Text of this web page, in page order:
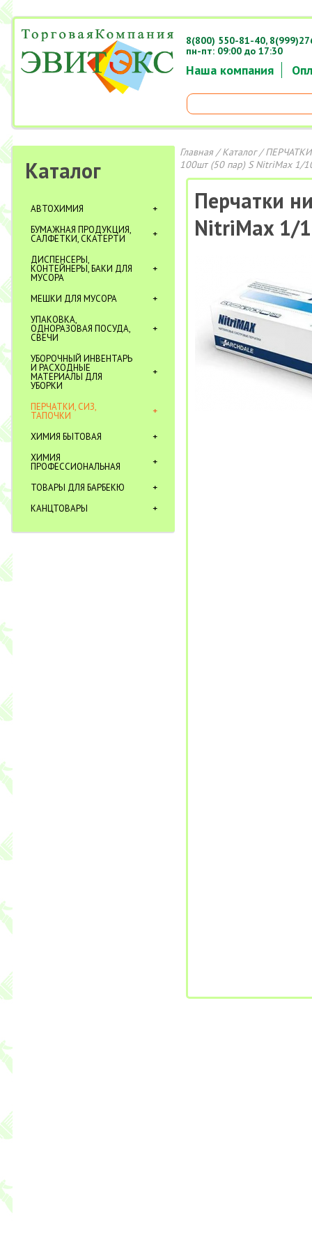
Наша компания
8(800) 550-81-40,
пн-пт: 09:00 до 17:30
Каталог
АВТОХИМИЯ
БУМАЖНАЯ ПРОДУКЦИЯ,
САЛФЕТКИ, СКАТЕРТИ
ДИСПЕНСЕРЫ,
КОНТЕЙНЕРЫ, БАКИ ДЛЯ
МУСОРА
МЕШКИ ДЛЯ МУСОРА
УПАКОВКА,
ОДНОРАЗОВАЯ ПОСУДА,
СВЕЧИ
УБОРОЧНЫЙ ИНВЕНТАРЬ
И РАСХОДНЫЕ
МАТЕРИАЛЫ ДЛЯ
УБОРКИ
ПЕРЧАТКИ, СИЗ,
ТАПОЧКИ
ХИМИЯ БЫТОВАЯ
ХИМИЯ
ПРОФЕССИОНАЛЬНАЯ
ТОВАРЫ ДЛЯ БАРБЕКЮ
КАНЦТОВАРЫ
Главная/Каталог/
100шт (50 пар) S NitriMax 1/
Перчатки
NitriMax 1/